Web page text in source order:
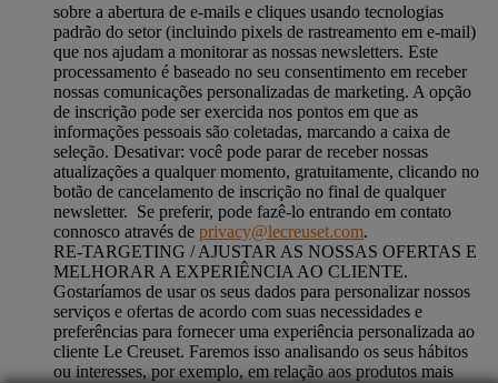
sobre a abertura de e-mails e cliques usando tecnologias
padrão do setor (incluindo pixels de rastreamento em e-mail)
que nos ajudam a monitorar as nossas newsletters. Este
processamento é baseado no seu consentimento em receber
nossas comunicações personalizadas de marketing. A opção
de inscrição pode ser exercida nos pontos em que as
informações pessoais são coletadas, marcando a caixa de
seleção. Desativar: você pode parar de receber nossas
atualizações a qualquer momento, gratuitamente, clicando no
botão de cancelamento de inscrição no final de qualquer
newsletter. Se preferir, pode fazê-lo entrando em contato
connosco através de privacy@lecreuset.com.
RE-TARGETING / AJUSTAR AS NOSSAS OFERTAS E
MELHORAR A EXPERIÊNCIA AO CLIENTE.
Gostaríamos de usar os seus dados para personalizar nossos
serviços e ofertas de acordo com suas necessidades e
preferências para fornecer uma experiência personalizada ao
cliente Le Creuset. Faremos isso analisando os seus hábitos
ou interesses, por exemplo, em relação aos produtos mais